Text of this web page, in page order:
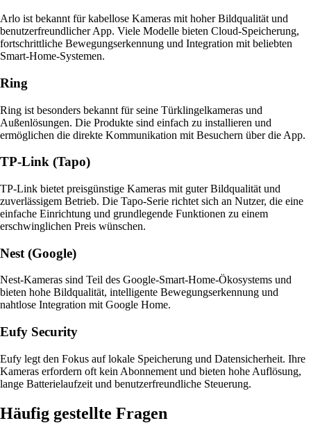
Arlo ist bekannt für kabellose Kameras mit hoher Bildqualität und
benutzerfreundlicher App. Viele Modelle bieten Cloud-Speicherung,
fortschrittliche Bewegungserkennung und Integration mit beliebten
Smart-Home-Systemen.
Ring
Ring ist besonders bekannt für seine Türklingelkameras und
Außenlösungen. Die Produkte sind einfach zu installieren und
ermöglichen die direkte Kommunikation mit Besuchern über die App.
TP-Link (Tapo)
TP-Link bietet preisgünstige Kameras mit guter Bildqualität und
zuverlässigem Betrieb. Die Tapo-Serie richtet sich an Nutzer, die eine
einfache Einrichtung und grundlegende Funktionen zu einem
erschwinglichen Preis wünschen.
Nest (Google)
Nest-Kameras sind Teil des Google-Smart-Home-Ökosystems und
bieten hohe Bildqualität, intelligente Bewegungserkennung und
nahtlose Integration mit Google Home.
Eufy Security
Eufy legt den Fokus auf lokale Speicherung und Datensicherheit. Ihre
Kameras erfordern oft kein Abonnement und bieten hohe Auflösung,
lange Batterielaufzeit und benutzerfreundliche Steuerung.
Häufig gestellte Fragen